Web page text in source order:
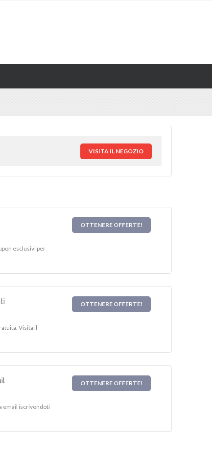
VISITA IL NEGOZIO
esclusivi per
OTTENERE OFFERTE!
Visita il
OTTENERE OFFERTE!
email iscrivendoti
OTTENERE OFFERTE!